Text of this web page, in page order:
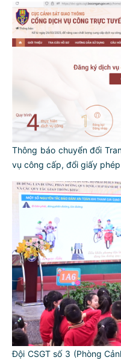
Thông báo chuyển đổi
vụ công cấp, đổi giấy
Đội CSGT số 3 (Phòng